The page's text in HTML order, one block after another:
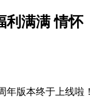
利满满 情怀
年版本终于上线啦！